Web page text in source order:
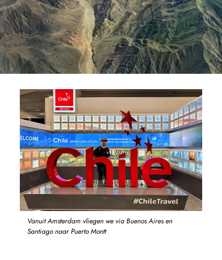
Vanuit Amsterdam vliegen we via Buenos Aires en
Santiago naar Puerto Montt